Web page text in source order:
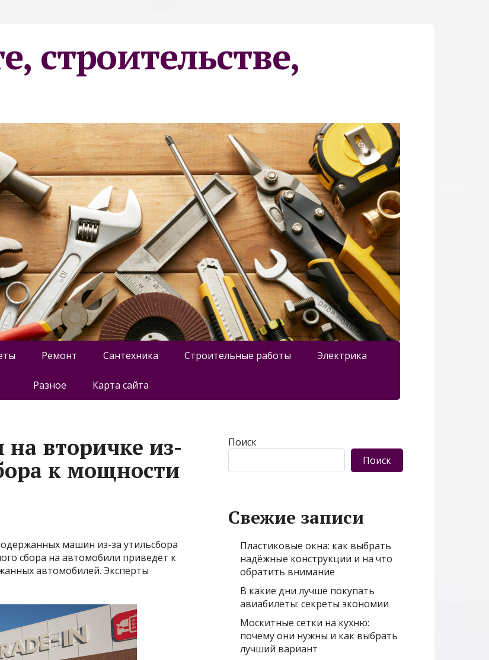
строительстве,
Ремонт Сантехника Строительные работы Электрика
Разное Карта сайта
вторичке из-
к мощности
машин из-за утильсбора
сбора на автомобили приведет к
автомобилей. Эксперты
Поиск
Поиск
Свежие записи
Пластиковые окна: как выбрать
надёжные конструкции и на что
обратить внимание
В какие дни лучше покупать
авиабилеты: секреты экономии
Москитные сетки на кухню:
почему они нужны и как выбрать
лучший вариант